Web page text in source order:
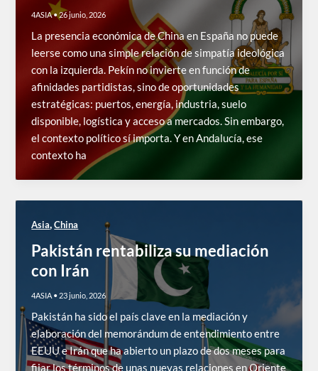
4ASIA• 26 junio, 2026
La presencia económica de China en España no puede
leerse como una simple relación de simpatía ideológica
con la izquierda. Pekín no invierte en función de
afinidades partidistas, sino de oportunidades
estratégicas: puertos, energía, industria, suelo
disponible, logística y acceso a mercados. Sin embargo,
el contexto político sí importa. Y en Andalucía, ese
contexto ha
Asia,China
Pakistán rentabiliza su mediación
con Irán
4ASIA • 23 junio, 2026
Pakistán ha sido el país clave en la mediación y
elaboración del memorándum de entendimiento entre
EEUU e Irán que ha abierto un plazo de dos meses para
fijar los términos de unas nuevas relaciones en Oriente